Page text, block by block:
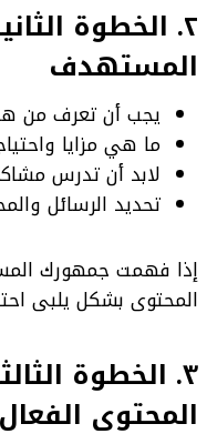
٢. الخطوة
المستهدف
يجب أن تعرف من
ما هي مزايا
لابد أن تدرس
تحديد الرسائل
إذا فهمت جمهورك
المحتوى بشكل يلبى
٣. الخطوة
المحتوى